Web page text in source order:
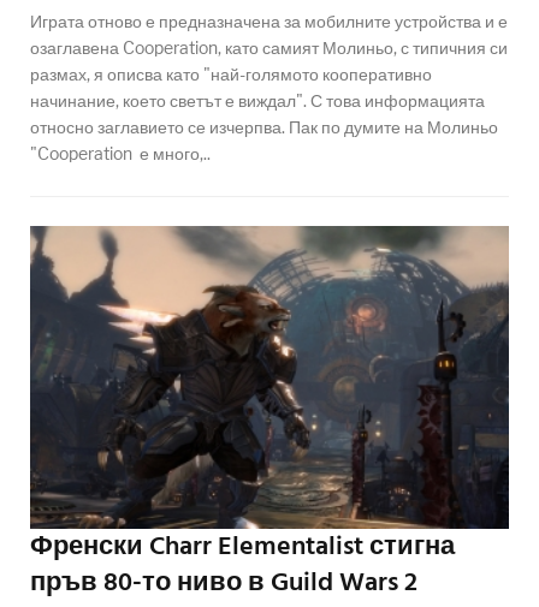
Играта отново е предназначена за мобилните устройства и е
озаглавена Cooperation, като самият Молиньо, с типичния си
размах, я описва като "най-голямото кооперативно
начинание, което светът е виждал". С това информацията
относно заглавието се изчерпва. Пак по думите на Молиньо
"Cooperation е много,..
Френски Charr Elementalist стигна
пръв 80-то ниво в Guild Wars 2